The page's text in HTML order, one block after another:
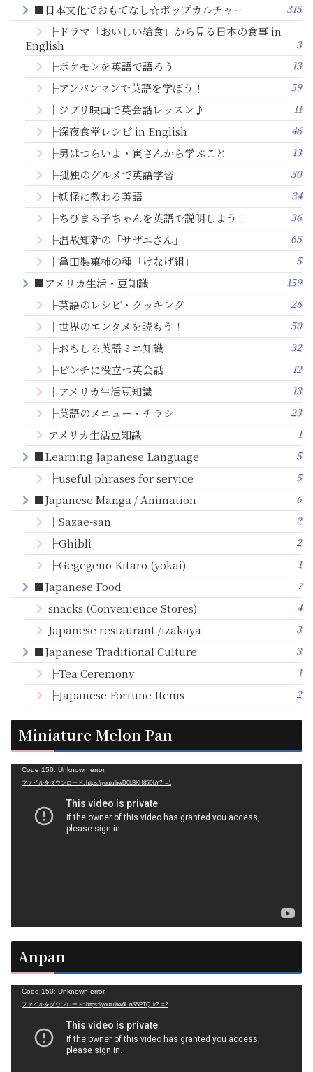
■日本文化でおもてなし☆ポップカルチャー 315
├ドラマ「おいしい給食」から見る日本の食事 in
English
3
├ポケモンを英語で語ろう 13
├アンパンマンで英語を学ぼう！ 59
├ジブリ映画で英会話レッスン♪ 11
├深夜食堂レシピ in English 46
├男はつらいよ・寅さんから学ぶこと 13
├孤独のグルメで英語学習 30
├妖怪に教わる英語 34
├ちびまる子ちゃんを英語で説明しよう！ 36
├温故知新の「サザエさん」 65
├亀田製菓柿の種「けなげ組」 5
■アメリカ生活・豆知識 159
├英語のレシピ・クッキング 26
├世界のエンタメを読もう！ 50
├おもしろ英語ミニ知識 32
├ピンチに役立つ英会話 12
├アメリカ生活豆知識 13
├英語のメニュー・チラシ 23
アメリカ生活豆知識 1
■Learning Japanese Language 5
├useful phrases for service 5
■Japanese Manga / Animation 6
├Sazae-san 2
├Ghibli 2
├Gegegeno Kitaro (yokai) 1
■Japanese Food 7
snacks (Convenience Stores) 4
Japanese restaurant /izakaya 3
■Japanese Traditional Culture 3
├Tea Ceremony 1
├Japanese Fortune Items 2
Miniature Melon Pan
Code 150: Unknown error.
ファイルをダウンロード: https://youtu.be/D0LBKH85DbY?_=1
Anpan
Code 150: Unknown error.
ファイルをダウンロード: https://youtu.be/6l_nSSPTQ_k?_=2